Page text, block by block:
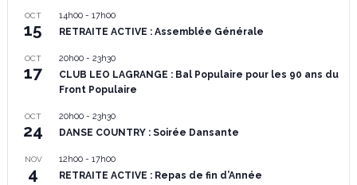
OCT
15
14h00- 17h00
RETRAITE ACTIVE : Assemblée Générale
OCT
17
20h00- 23h30
CLUB LEO LAGRANGE : Bal Populaire pour les 90 ans du
Front Populaire
OCT
24
20h00- 23h30
DANSE COUNTRY : Soirée Dansante
NOV
4
12h00- 17h00
RETRAITE ACTIVE : Repas de fin d’Année